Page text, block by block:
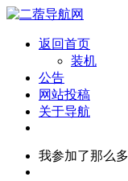
返回首页
装机
公告
网站投稿
关于导航
我参加了那么